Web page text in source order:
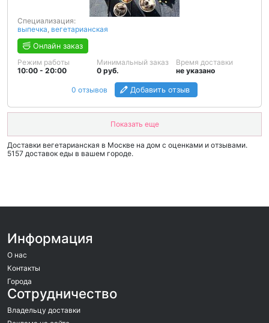
Специализация:
выпечка, вегетарианская
Онлайн заказ
Режим работы
10:00 - 20:00
Минимальный заказ
0 руб.
Время доставки
не указано
0 отзывов Добавить отзыв
Показать еще
Доставки вегетарианская в Москве на дом c оценками и отзывами.
5157 доставок еды в вашем городе.
Информация
О нас
Контакты
Города
Сотрудничество
Владельцу доставки